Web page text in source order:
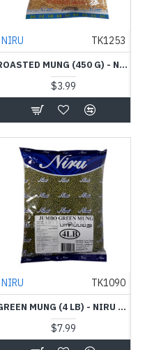
NIRU TK1253
ROASTED MUNG (450 G) - NIRU - வறுத்த பயறு
$3.99
NIRU TK1090
GREEN MUNG (4 LB) - NIRU - பச்சை பயறு
$7.99